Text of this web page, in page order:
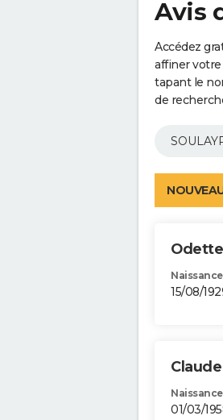
Avis
Accédez
affiner
tapant le
de
Odette
Naissance
15/08/
Naissance
01/03/